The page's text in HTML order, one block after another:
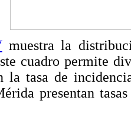
muestra la
cuadro permite
la tasa de
presentan